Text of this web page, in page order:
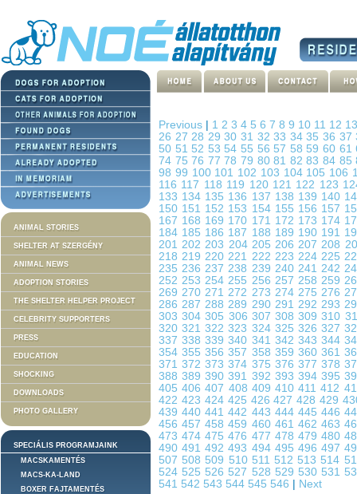
ANIMAL STORIES
SHELTER AT SZERGÉNY
ANIMAL NEWS
ADOPTION STORIES
THE SHELTER HELPER PROJECT
CELEBRITY SUPPORTERS
PRESS
EDUCATION
SHOCKING
DOWNLOADS
PHOTO GALLERY
SPECIÁLIS PROGRAMJAINK
MACSKAMENTÉS
MACS-KA-LAND
BOXER FAJTAMENTÉS
Previous 1 2 3 4 5 6 7 8 9 10 11 12
26 2728 293031 3233 343536 37
50 51 52 53 54 55 56 57 58 5960 61
74 7576 777879 8081 828384 85
98 99 100 101 102 103 104 105 106
116 117 118 119 120 121 122 123
133 134 135 136 137 138 139 140
150 151 152 153 154 155 156 157
167 168 169 170 171 172 173 174
184 185 186 187 188 189 190 191
201202203 204 205 206207208
218219220221 222 223 224 225
235236237238 239 240 241 242
252253254255 256 257 258 259
269270271272 273 274 275 276
286287288289 290 291 292 293
303304305 306 307 308309310
320321322323 324 325 326 327
337338339340 341 342 343 344
354355356357 358 359 360 361
371372373374 375 376 377 378
388389390391 392 393 394 395
405406407 408 409 410411412
422 423 424 425 426427428429
439440441442 443 444 445 446
456457458459 460 461 462 463
473474475476 477 478 479 480
490491492493 494 495 496 497
507 508 509 510 511 512 513 514
524 525 526 527 528 529 530 531
541 542 543 544 545 546 Next